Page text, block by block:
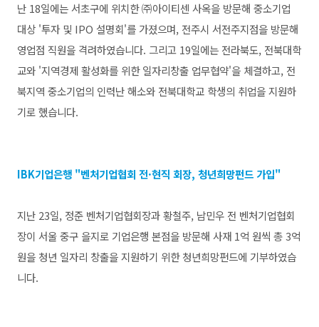
난 18일에는 서초구에 위치한 ㈜아이티센 사옥을 방문해 중소기업
대상 '투자 및 IPO 설명회'를 가졌으며, 전주시 서전주지점을 방문해
영업점 직원을 격려하였습니다. 그리고 19일에는 전라북도, 전북대학
교와 '지역경제 활성화를 위한 일자리창출 업무협약'을 체결하고, 전
북지역 중소기업의 인력난 해소와 전북대학교 학생의 취업을 지원하
기로 했습니다.
IBK기업은행 "벤처기업협회 전·현직 회장, 청년희망펀드 가입"
지난 23일, 정준 벤처기업협회장과 황철주, 남민우 전 벤처기업협회
장이 서울 중구 을지로 기업은행 본점을 방문해 사재 1억 원씩 총 3억
원을 청년 일자리 창출을 지원하기 위한 청년희망펀드에 기부하였습
니다.